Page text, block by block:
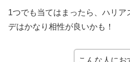
1つでも当てはまったら、ハリア
デはかなり相性が良いかも！
こんな人に